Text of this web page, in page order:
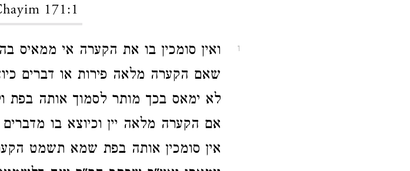
171:1
1
ואין סומכין בו את הקערה אי ממאיס
שאם הקערה מלאה פירות או דברים
לא ימאס בכך מותר לסמוך אותה בפת
אם הקערה מלאה יין וכיוצא בו
אין סומכין אותה בפת שמא תשמט